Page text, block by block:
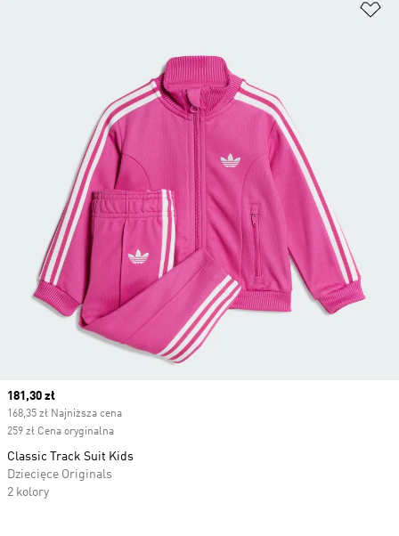
Current price
181,30 zł
168,35 zł Najniższa cena
259 zł Cena oryginalna
Classic Track Suit Kids
Dziecięce Originals
2 kolory